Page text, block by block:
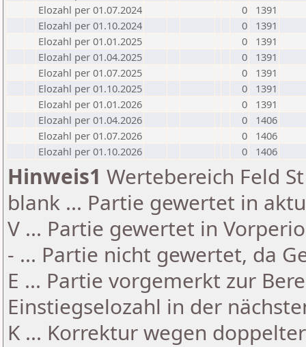
Elozahl per 01.07.2024
0
1391
Elozahl per 01.10.2024
0
1391
Elozahl per 01.01.2025
0
1391
Elozahl per 01.04.2025
0
1391
Elozahl per 01.07.2025
0
1391
Elozahl per 01.10.2025
0
1391
Elozahl per 01.01.2026
0
1391
Elozahl per 01.04.2026
0
1406
Elozahl per 01.07.2026
0
1406
Elozahl per 01.10.2026
0 1406
Hinweis1 Wertebereich Feld
blank ... Partie gewertet in
V ... Partie gewertet in
- ... Partie nicht gewertet, da
E ... Partie vorgemerkt zur
Einstiegselozahl in der
K ... Korrektur wegen